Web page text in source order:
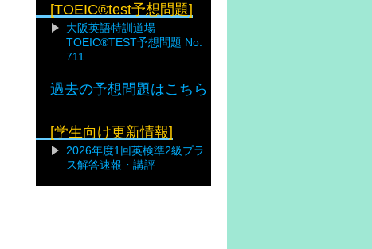
[TOEIC®test予想問題]
大阪英語特訓道場
TOEIC®TEST予想問題 No.
711
過去の予想問題はこちら
[学生向け更新情報]
2026年度1回英検準2級プラ
ス解答速報・講評